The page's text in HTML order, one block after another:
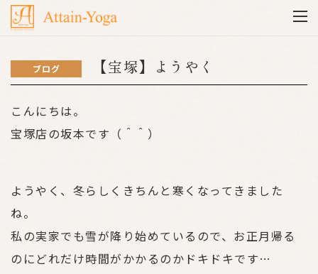
ブログ 【宝塚】ようやく
こんにちは。
宝塚店の坂本です（＾＾）
ようやく、冬らしくきちんと寒くなってきました
ね。
私の実家でも雪が降り始めているので、お正月帰る
のにどれだけ時間がかかるのかドキドキです…